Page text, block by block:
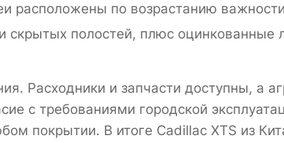
расположены по возрастанию
полостей, плюс оцинкованные
Расходники и запчасти доступны, а
с требованиями городской
покрытии. В итоге Cadillac XTS из